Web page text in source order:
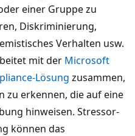
einer Gruppe zu
Diskriminierung,
Verhalten usw.
mit der Microsoft
Lösung zusammen,
zu erkennen, die auf eine
hinweisen. Stressor-
können das